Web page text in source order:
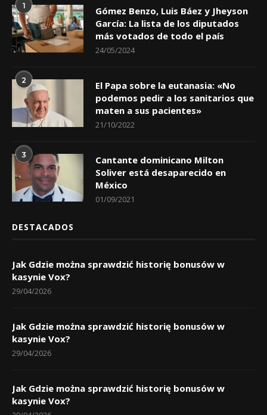
1
Gómez Benzo, Luis Báez y Jheyson
García: La lista de los diputados
más votados de todo el país
24/05/2024
2
El Papa sobre la eutanasia: «No
podemos pedir a los sanitarios que
maten a sus pacientes»
21/10/2022
3
Cantante dominicano Milton
Soliver está desaparecido en
México
01/09/2021
DESTACADOS
Jak Gdzie można sprawdzić historię bonusów w
kasynie Vox?
29/04/2026
Jak Gdzie można sprawdzić historię bonusów w
kasynie Vox?
29/04/2026
Jak Gdzie można sprawdzić historię bonusów w
kasynie Vox?